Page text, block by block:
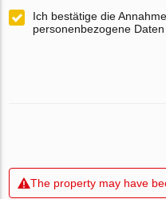
Ich bestätige die
personenbezogene Daten
The property may have